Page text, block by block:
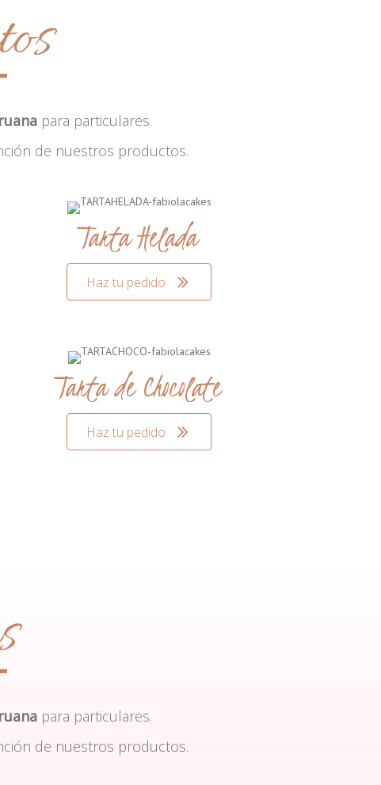
para particulares.
de nuestros productos.
Tarta Helada
Haz tu pedido
Tarta de Chocolate
Haz tu pedido
para particulares.
de nuestros productos.